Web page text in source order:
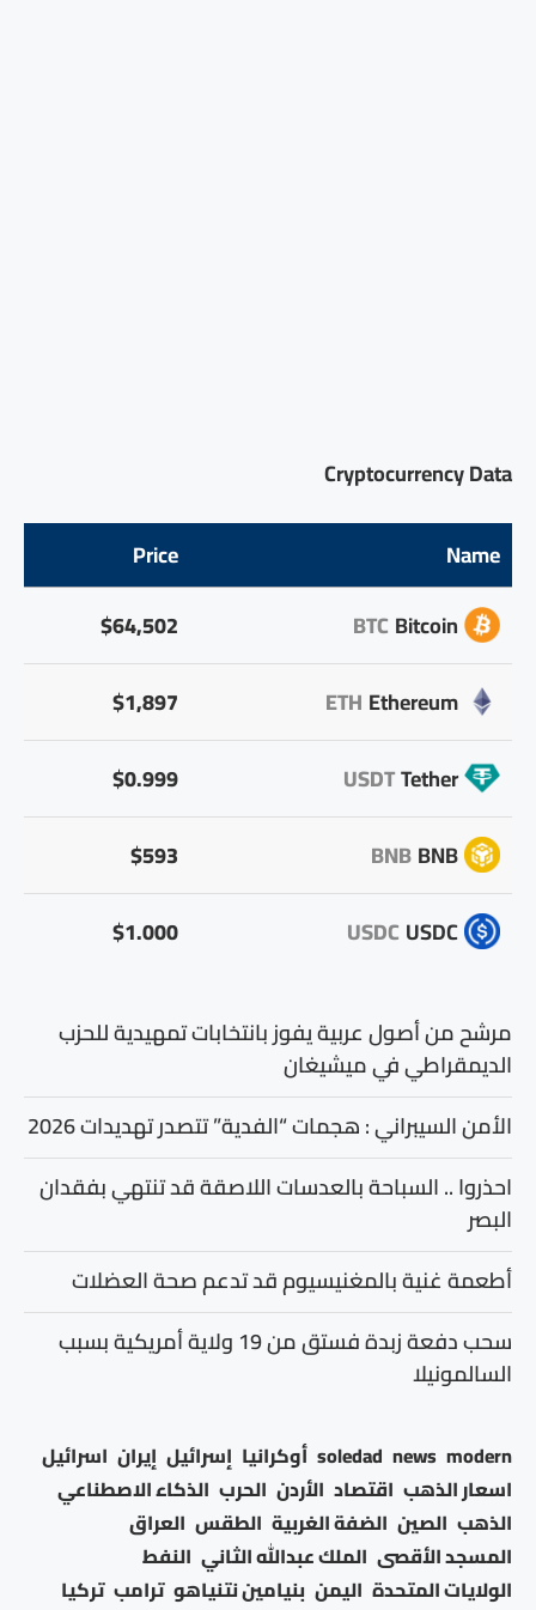
Cryptocurrency Data
Name
Price
Bitcoin
BTC
$64,502
Ethereum
ETH
$1,897
Tether
USDT
$0.999
BNB
BNB
$593
USDC
USDC
$1.000
مرشح من أصول عربية يفوز بانتخابات تمهيدية للحزب
الديمقراطي في ميشيغان
الأمن السيبراني : هجمات “الفدية” تتصدر تهديدات 2026
احذروا .. السباحة بالعدسات اللاصقة قد تنتهي بفقدان
البصر
أطعمة غنية بالمغنيسيوم قد تدعم صحة العضلات
سحب دفعة زبدة فستق من 19 ولاية أمريكية بسبب
السالمونيلا
modern
news
soledad أوكرانيا إسرائيل إيران اسرائيل
اسعار الذهب اقتصاد الأردن الحرب الذكاء الاصطناعي
الذهب الصين الضفة الغربية الطقس العراق
المسجد الأقصى الملك عبدالله الثاني النفط
الولايات المتحدة اليمن بنيامين نتنياهو ترامب تركيا